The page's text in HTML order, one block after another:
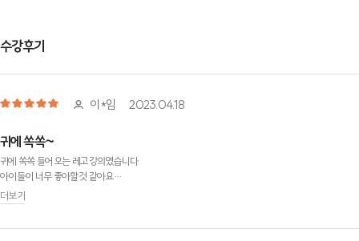
수강후기
이*임 2023.04.18
귀에 쏙쏙~
귀에 쏙쏙 들어오는 레고강의였습니다
아이들이 너무 좋아할것 같아요
레고수업 기대됩니다^^
더보기